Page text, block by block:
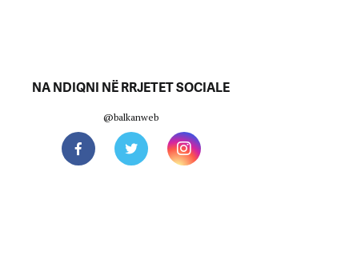
NA NDIQNI NË RRJETET SOCIALE
@balkanweb